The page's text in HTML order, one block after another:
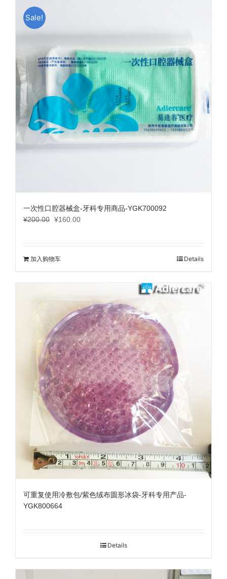
Sale!
一次性口腔器械盒-牙科专用商品-YGK700092
¥200.00 原
¥160.00当
加入购物车 Details
可重复使用冷敷包/紫色绒布圆形冰袋-牙科专用产品-
YGK800664
Details